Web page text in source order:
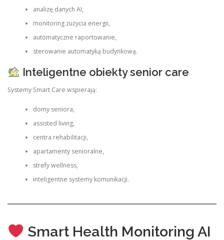
analizę danych AI,
monitoring zużycia energii,
automatyczne raportowanie,
sterowanie automatyką budynkową.
Inteligentne obiekty senior care
Systemy Smart Care wspierają:
domy seniora,
assisted living,
centra rehabilitacji,
apartamenty senioralne,
strefy wellness,
inteligentne systemy komunikacji.
Smart Health Monitoring AI